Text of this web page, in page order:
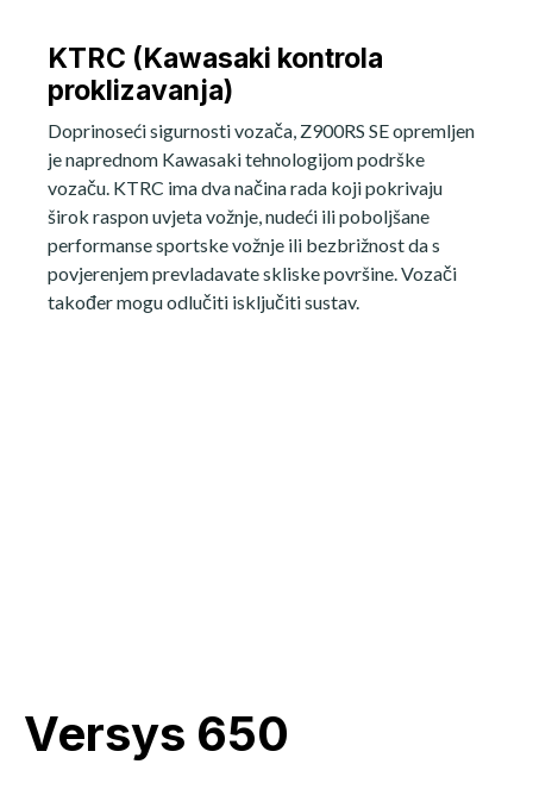
KTRC (Kawasaki kontrola
proklizavanja)
Doprinoseći sigurnosti vozača, Z900RS SE opremljen
je naprednom Kawasaki tehnologijom podrške
vozaču. KTRC ima dva načina rada koji pokrivaju
širok raspon uvjeta vožnje, nudeći ili poboljšane
performanse sportske vožnje ili bezbrižnost da s
povjerenjem prevladavate skliske površine. Vozači
također mogu odlučiti isključiti sustav.
Versys 650